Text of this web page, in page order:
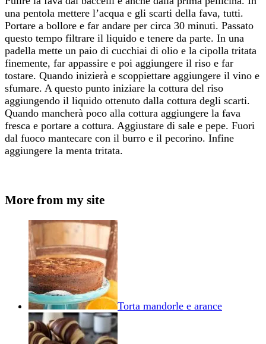
una pentola mettere l’acqua e gli scarti della fava, tutti.
Portare a bollore e far andare per circa 30 minuti. Passato
questo tempo filtrare il liquido e tenere da parte. In una
padella mette un paio di cucchiai di olio e la cipolla tritata
finemente, far appassire e poi aggiungere il riso e far
tostare. Quando inizierà e scoppiettare aggiungere il vino e
sfumare. A questo punto iniziare la cottura del riso
aggiungendo il liquido ottenuto dalla cottura degli scarti.
Quando mancherà poco alla cottura aggiungere la fava
fresca e portare a cottura. Aggiustare di sale e pepe. Fuori
dal fuoco mantecare con il burro e il pecorino. Infine
aggiungere la menta tritata.
More from my site
Torta mandorle e arance